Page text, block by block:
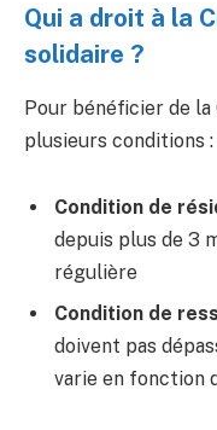
Qui a droit à la
solidaire ?
Pour bénéficier de la
plusieurs conditions :
Condition de
depuis plus de 3
régulière
Condition de
doivent pas
varie en fonction